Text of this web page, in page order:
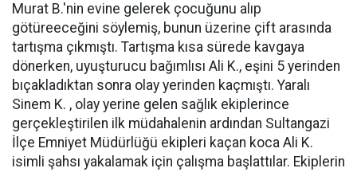
Murat B.'nin evine gelerek çocuğunu alıp
götüreeceğini söylemiş, bunun üzerine çift arasında
tartışma çıkmıştı. Tartışma kısa sürede kavgaya
dönerken, uyuşturucu bağımlısı Ali K., eşini 5 yerinden
bıçakladıktan sonra olay yerinden kaçmıştı. Yaralı
Sinem K. , olay yerine gelen sağlık ekiplerince
gerçekleştirilen ilk müdahalenin ardından Sultangazi
İlçe Emniyet Müdürlüğü ekipleri kaçan koca Ali K.
isimli şahsı yakalamak için çalışma başlattılar. Ekiplerin